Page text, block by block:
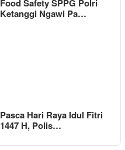
Food Safety SPPG Polri
Ketanggi Ngawi Pa…
Pasca Hari Raya Idul Fitri
1447 H, Polis…